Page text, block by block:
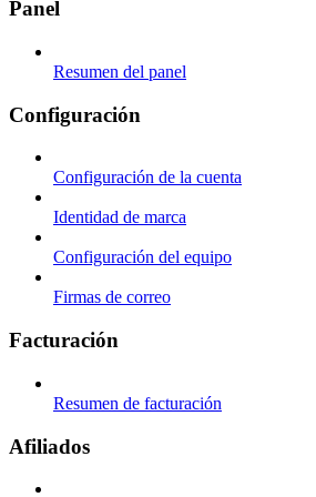
Panel
Resumen del panel
Configuración
Configuración de la cuenta
Identidad de marca
Configuración del equipo
Firmas de correo
Facturación
Resumen de facturación
Afiliados